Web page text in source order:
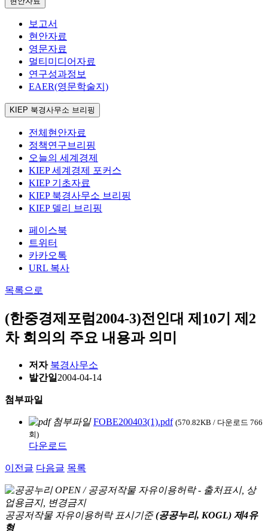
보고서
현안자료
영문자료
멀티미디어자료
연구성과정보
EAER(영문학술지)
KIEP 북경사무소 브리핑
전체현안자료
정책연구브리핑
오늘의 세계경제
KIEP 세계경제 포커스
KIEP 기초자료
KIEP 북경사무소 브리핑
KIEP 델리 브리핑
페이스북
트위터
카카오톡
URL 복사
목록으로
(한중경제포럼2004-3)전인대 제10기 제2
차 회의의 주요 내용과 의미
저자 북경사무소
발간일 2004-04-14
첨부파일
FOBE200403(1).pdf (570.82KB / 다운로드 766
회)
다운로드
이전글 다음글 목록
공공저작물 자유이용허락 표시기준 (공공누리, KOGL) 제4유
형